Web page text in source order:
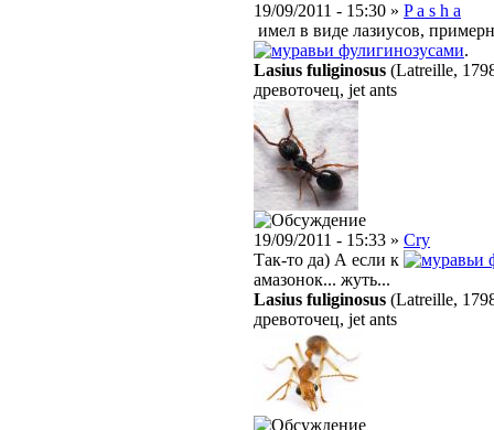
19/09/2011 - 15:30 » P a s h a
имел в виде лазиусов,
фулигинозусами.
Lasius fuliginosus (Latreille,
древоточец, jet ants
19/09/2011 - 15:33 » Cry
Так-то да) А если к
амазонок... жуть...
Lasius fuliginosus (Latreille,
древоточец, jet ants